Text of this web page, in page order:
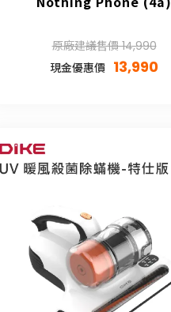
原廠建議售價 14,990
現金優惠價 13,990